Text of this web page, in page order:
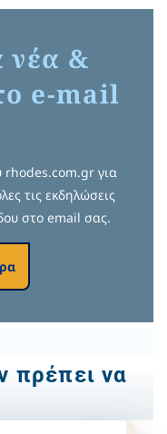
νέα &
e-mail
rhodes.com.gr για
τις εκδηλώσεις
στο email σας.
πρέπει να